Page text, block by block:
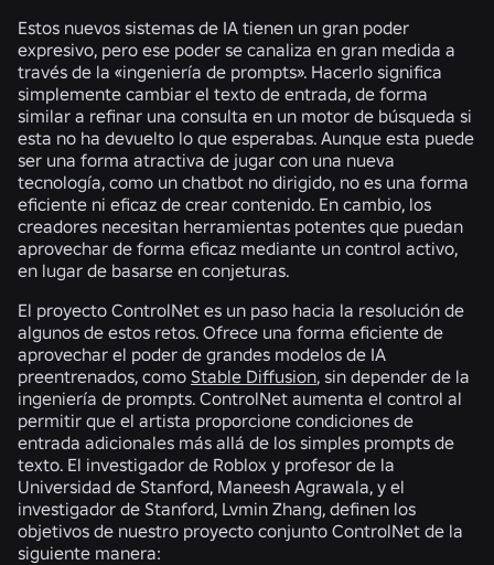
Estos nuevos sistemas de IA tienen un gran poder
expresivo, pero ese poder se canaliza en gran medida a
través de la «ingeniería de prompts». Hacerlo significa
simplemente cambiar el texto de entrada, de forma
similar a refinar una consulta en un motor de búsqueda si
esta no ha devuelto lo que esperabas. Aunque esta puede
ser una forma atractiva de jugar con una nueva
tecnología, como un chatbot no dirigido, no es una forma
eficiente ni eficaz de crear contenido. En cambio, los
creadores necesitan herramientas potentes que puedan
aprovechar de forma eficaz mediante un control activo,
en lugar de basarse en conjeturas.
El proyecto ControlNet es un paso hacia la resolución de
algunos de estos retos. Ofrece una forma eficiente de
aprovechar el poder de grandes modelos de IA
preentrenados, como Stable Diffusion, sin depender de la
ingeniería de prompts. ControlNet aumenta el control al
permitir que el artista proporcione condiciones de
entrada adicionales más allá de los simples prompts de
texto. El investigador de Roblox y profesor de la
Universidad de Stanford, Maneesh Agrawala, y el
investigador de Stanford, Lvmin Zhang, definen los
objetivos de nuestro proyecto conjunto ControlNet de la
siguiente manera: